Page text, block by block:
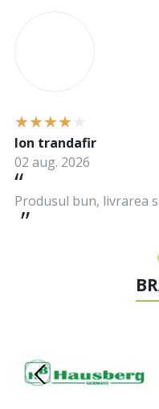
Produsul bun, livrarea
Ion trandafir
02 aug. 2026